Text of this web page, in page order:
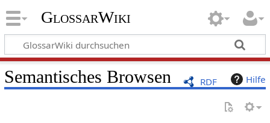
GlossarWiki
RDF Hilfe
Semantisches Browsen